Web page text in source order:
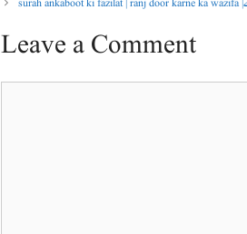
Leave a Comment